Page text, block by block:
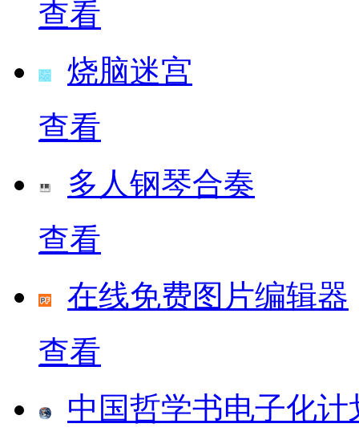
查看
烧脑迷宫
查看
多人钢琴合奏
查看
在线免费图片编辑器
查看
中国哲学书电子化计